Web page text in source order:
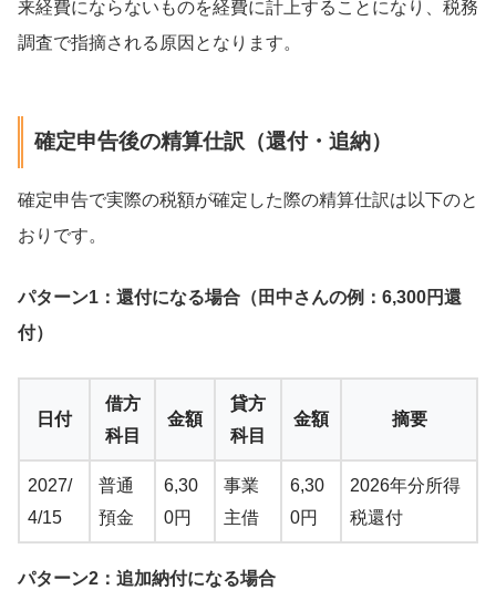
来経費にならないものを経費に計上することになり、税務
調査で指摘される原因となります。
確定申告後の精算仕訳（還付・追納）
確定申告で実際の税額が確定した際の精算仕訳は以下のと
おりです。
パターン1：還付になる場合（田中さんの例：6,300円還
付）
日付
借方
科目
金額
貸方
科目
金額 摘要
2027/
4/15
普通
預金
6,30
0円
事業
主借
6,30
0円
2026年分所得
税還付
パターン2：追加納付になる場合